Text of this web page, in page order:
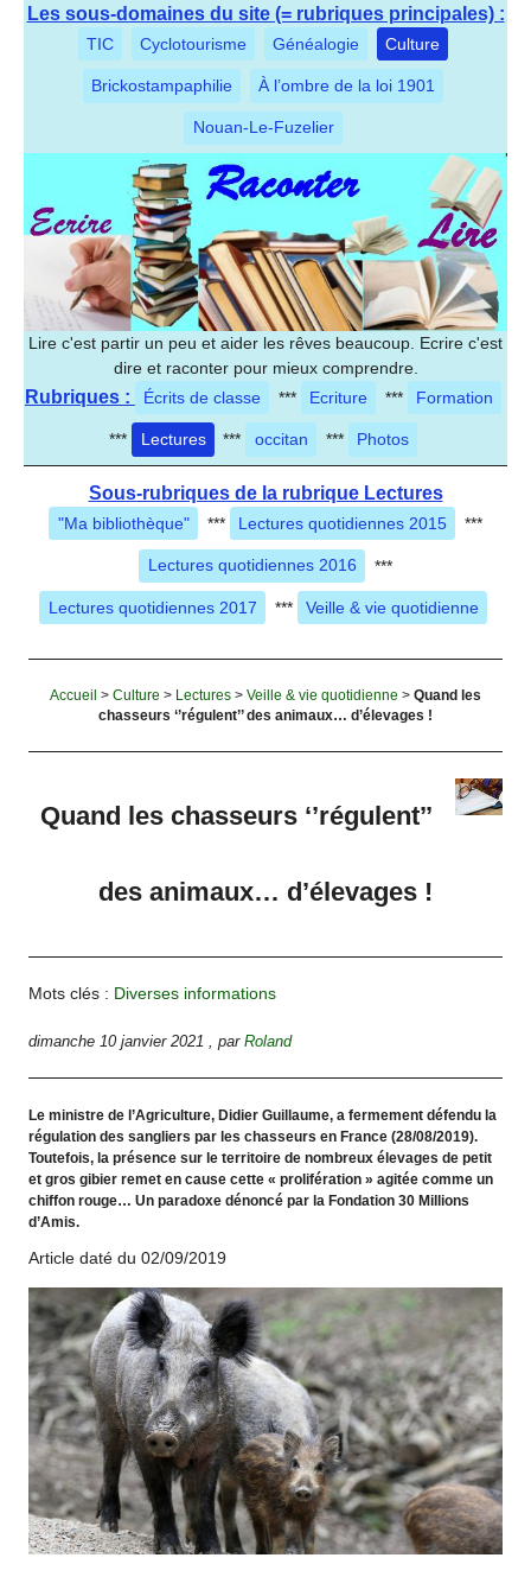
Les sous-domaines du site (= rubriques principales) :
TIC Cyclotourisme Généalogie Culture
Brickostampaphilie À l’ombre de la loi 1901
Nouan-Le-Fuzelier
Lire c'est partir un peu et aider les rêves beaucoup. Ecrire c'est
dire et raconter pour mieux comprendre.
Rubriques : Écrits de classe *** Ecriture *** Formation
*** Lectures *** occitan *** Photos
Sous-rubriques de la rubrique Lectures
"Ma bibliothèque" *** Lectures quotidiennes 2015 ***
Lectures quotidiennes 2016 ***
Lectures quotidiennes 2017 *** Veille & vie quotidienne
Accueil > Culture > Lectures > Veille & vie quotidienne > Quand les
chasseurs ‘’régulent’’ des animaux… d’élevages !
Quand les chasseurs ‘’régulent’’
des animaux… d’élevages !
Mots clés : Diverses informations
dimanche 10 janvier 2021 ,parRoland
Le ministre de l’Agriculture, Didier Guillaume, a fermement défendu la
régulation des sangliers par les chasseurs en France (28/08/2019).
Toutefois, la présence sur le territoire de nombreux élevages de petit
et gros gibier remet en cause cette « prolifération » agitée comme un
chiffon rouge… Un paradoxe dénoncé par la Fondation 30 Millions
d’Amis.
Article daté du 02/09/2019